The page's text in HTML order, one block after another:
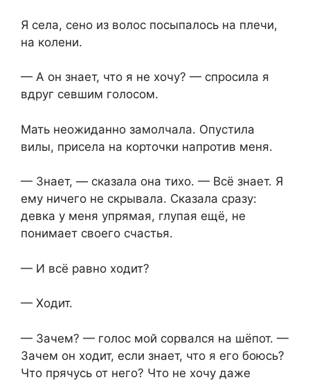
Я села, сено из волос посыпалось на плечи,
на колени.
— А он знает, что я не хочу? — спросила я
вдруг севшим голосом.
Мать неожиданно замолчала. Опустила
вилы, присела на корточки напротив меня.
— Знает, — сказала она тихо. — Всё знает. Я
ему ничего не скрывала. Сказала сразу:
девка у меня упрямая, глупая ещё, не
понимает своего счастья.
— И всё равно ходит?
— Ходит.
— Зачем? — голос мой сорвался на шёпот. —
Зачем он ходит, если знает, что я его боюсь?
Что прячусь от него? Что не хочу даже